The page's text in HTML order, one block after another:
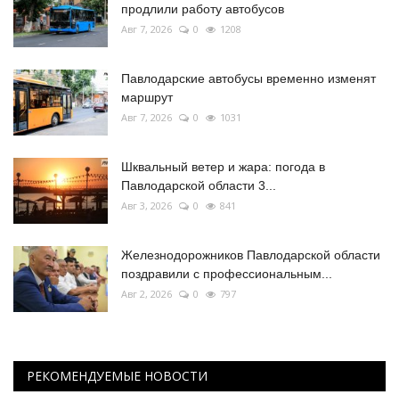
продлили работу автобусов
Авг 7, 2026 0 1208
Павлодарские автобусы временно изменят
маршрут
Авг 7, 2026 0 1031
Шквальный ветер и жара: погода в
Павлодарской области 3...
Авг 3, 2026 0 841
Железнодорожников Павлодарской области
поздравили с профессиональным...
Авг 2, 2026 0 797
РЕКОМЕНДУЕМЫЕ НОВОСТИ